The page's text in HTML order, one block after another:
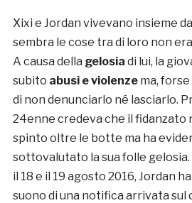
Xixi e Jordan vivevano insieme
sembra le cose tra di loro non
A causa della gelosia di lui, la
subito abusi e violenzema, forse
di non denunciarlo né lasciarlo.
24enne credeva che il fidanzato
spinto oltre le botte ma ha
sottovalutato la sua folle
il 18 e il 19 agosto 2016, Jordan
suono di una notifica arrivata sul